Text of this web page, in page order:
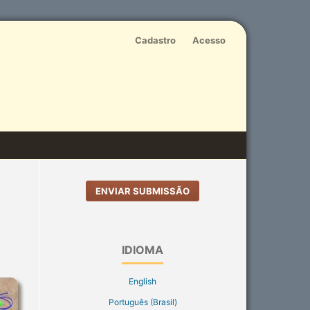
Cadastro Acesso
ENVIAR SUBMISSÃO
IDIOMA
English
Português (Brasil)